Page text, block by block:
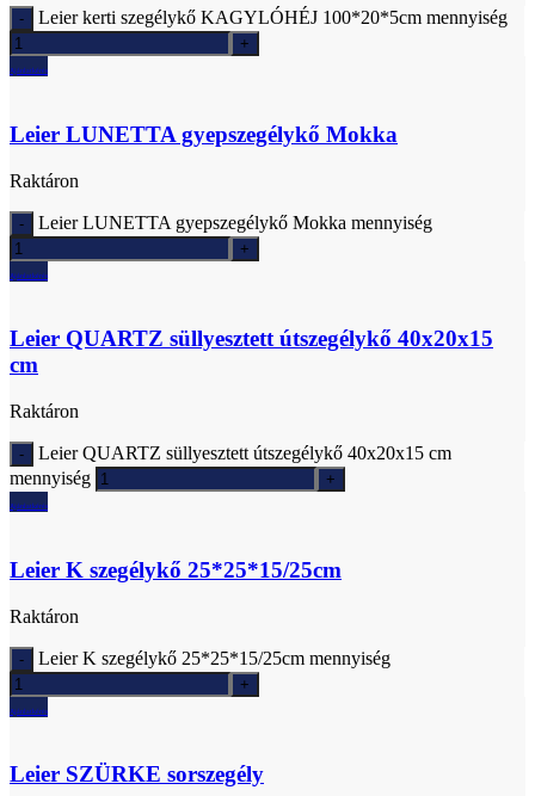
Leier kerti szegélykő KAGYLÓHÉJ 100*20*5cm mennyiség
Ajánlatkérés
Leier LUNETTA gyepszegélykő Mokka
Raktáron
Leier LUNETTA gyepszegélykő Mokka mennyiség
Ajánlatkérés
Leier QUARTZ süllyesztett útszegélykő 40x20x15
cm
Raktáron
Leier QUARTZ süllyesztett útszegélykő 40x20x15 cm
mennyiség
Ajánlatkérés
Leier K szegélykő 25*25*15/25cm
Raktáron
Leier K szegélykő 25*25*15/25cm mennyiség
Ajánlatkérés
Leier SZÜRKE sorszegély